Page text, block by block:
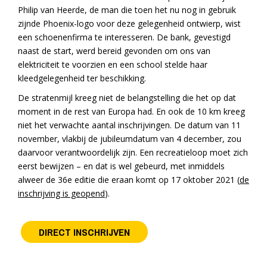
Philip van Heerde, de man die toen het nu nog in gebruik
zijnde Phoenix-logo voor deze gelegenheid ontwierp, wist
een schoenenfirma te interesseren. De bank, gevestigd
naast de start, werd bereid gevonden om ons van
elektriciteit te voorzien en een school stelde haar
kleedgelegenheid ter beschikking.
De stratenmijl kreeg niet de belangstelling die het op dat
moment in de rest van Europa had. En ook de 10 km kreeg
niet het verwachte aantal inschrijvingen. De datum van 11
november, vlakbij de jubileumdatum van 4 december, zou
daarvoor verantwoordelijk zijn. Een recreatieloop moet zich
eerst bewijzen – en dat is wel gebeurd, met inmiddels
alweer de 36e editie die eraan komt op 17 oktober 2021 (de
inschrijving is geopend).
DIRECT INSCHRIJVEN